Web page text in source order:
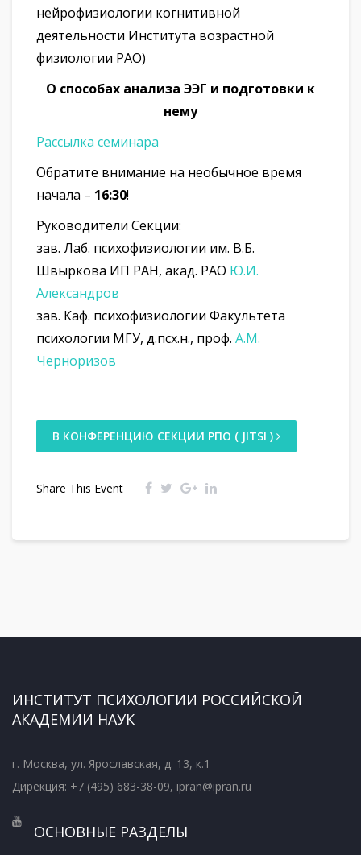
нейрофизиологии когнитивной
деятельности Института возрастной
физиологии РАО)
О способах анализа ЭЭГ и подготовки к
нему
Рассылка семинара
Обратите внимание на необычное время
начала – 16:30!
Руководители Секции:
зав. Лаб. психофизиологии им. В.Б.
Швыркова ИП РАН, акад. РАО Ю.И.
Александров
зав. Каф. психофизиологии Факультета
психологии МГУ, д.псх.н., проф. А.М.
Черноризов
В КОНФЕРЕНЦИЮ СЕКЦИИ РПО ( JITSI )
Share This Event
ИНСТИТУТ ПСИХОЛОГИИ РОССИЙСКОЙ
АКАДЕМИИ НАУК
г. Москва, ул. Ярославская, д. 13, к.1
Дирекция: +7 (495) 683-38-09, ipran@ipran.ru
ОСНОВНЫЕ РАЗДЕЛЫ